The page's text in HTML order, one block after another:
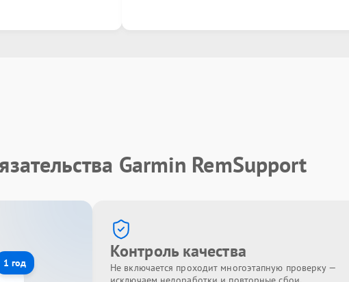
Garmin RemSupport
1 год
Контроль качества
Не включается проходит многоэтапную проверку —